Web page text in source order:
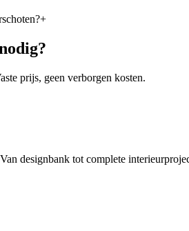
+
prijs, geen verborgen kosten.
designbank tot complete